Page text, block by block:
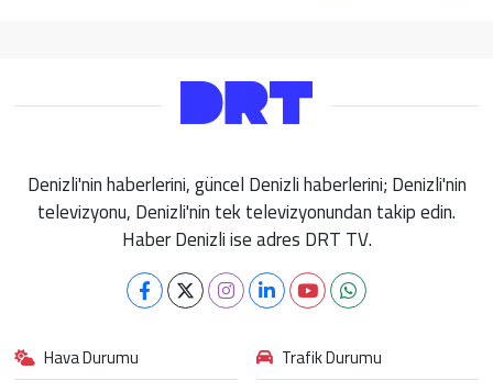
Denizli'nin haberlerini, güncel Denizli haberlerini; Denizli'nin
televizyonu, Denizli'nin tek televizyonundan takip edin.
Haber Denizli ise adres DRT TV.
Hava Durumu
Trafik Durumu